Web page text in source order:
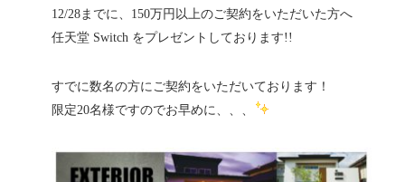
12/28までに、150万円以上のご契約をいただいた方へ
任天堂 Switch をプレゼントしております!!
すでに数名の方にご契約をいただいております！
限定20名様ですのでお早めに、、、